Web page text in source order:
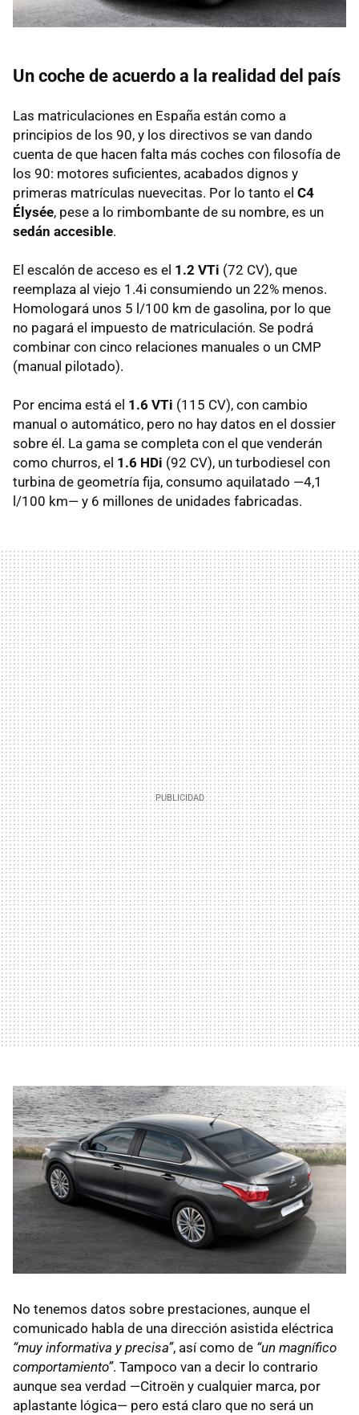
Un coche de acuerdo a la realidad del país
Las matriculaciones en España están como a
principios de los 90, y los directivos se van dando
cuenta de que hacen falta más coches con filosofía de
los 90: motores suficientes, acabados dignos y
primeras matrículas nuevecitas. Por lo tanto el C4
Élysée, pese a lo rimbombante de su nombre, es un
sedán accesible.
El escalón de acceso es el 1.2 VTi (72 CV), que
reemplaza al viejo 1.4i consumiendo un 22% menos.
Homologará unos 5 l/100 km de gasolina, por lo que
no pagará el impuesto de matriculación. Se podrá
combinar con cinco relaciones manuales o un CMP
(manual pilotado).
Por encima está el 1.6 VTi (115 CV), con cambio
manual o automático, pero no hay datos en el dossier
sobre él. La gama se completa con el que venderán
como churros, el 1.6 HDi (92 CV), un turbodiesel con
turbina de geometría fija, consumo aquilatado —4,1
l/100 km— y 6 millones de unidades fabricadas.
No tenemos datos sobre prestaciones, aunque el
comunicado habla de una dirección asistida eléctrica
“muy informativa y precisa”, así como de “un magnífico
comportamiento”. Tampoco van a decir lo contrario
aunque sea verdad —Citroën y cualquier marca, por
aplastante lógica— pero está claro que no será un